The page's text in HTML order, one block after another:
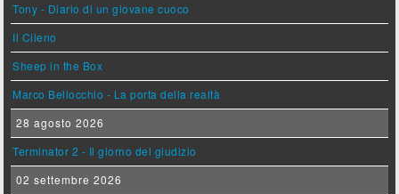
Tony - Diario di un giovane cuoco
Il Cileno
Sheep in the Box
Marco Bellocchio - La porta della realtà
28 agosto 2026
Terminator 2 - Il giorno del giudizio
02 settembre 2026